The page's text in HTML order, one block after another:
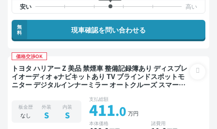
無
料
現車確認を問い合わせる
価格交渉OK
トヨタ ハリアー Z 美品 禁煙車 整備記録簿あり ディスプレ
イオーディオ ※ナビキットあり TV ブラインドスポットモ
ニター デジタルインナーミラー オートクルーズ スマート
ライブレコーダー 衝突軽減
板金歴
なし
外装
S
内装
S
支払総額
411.0 万円
本体価格 諸費用